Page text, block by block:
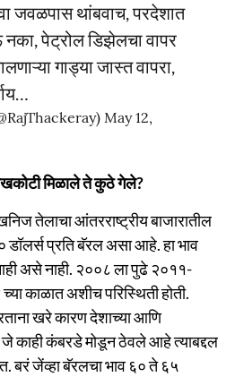
जवळपास थांबवाच, परदेशात
पेट्रोल डिझेलचा वापर
गाड्या जास्त वापरा,
May 12,
मिळाले ते कुठे गेले?
तेलाचा आंतरराष्ट्रीय बाजारातील
डॉलर्स प्रति बॅरल असा आहे. हा भाव
असे नाही. २००८ ला पुढे २०११-
काळात अशीच परिस्थिती होती.
खरे कारण देशाच्या आणि
जे काही कंबरडे मोडून ठेवले आहे त्याबद्दल
बरं जेंव्हा बॅरलचा भाव ६० ते ६५